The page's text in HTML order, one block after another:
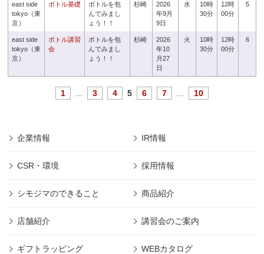
east side
tokyo（東
京）
ボトル基礎
ボトルを包
んでみまし
ょう！！
杉崎
2026
年9月
9日
水
10時
30分
12時
00分
5
east side
tokyo（東
京）
ボトル講習
会
ボトルを包
んでみまし
ょう！！
杉崎
2026
年10
月27
日
火
10時
30分
12時
00分
6
1 3 4 5 6 7 10
企業情報 IR情報
CSR・環境 採用情報
シモジマのできること 商品紹介
店舗紹介 講習会のご案内
ギフトラッピング WEBカタログ